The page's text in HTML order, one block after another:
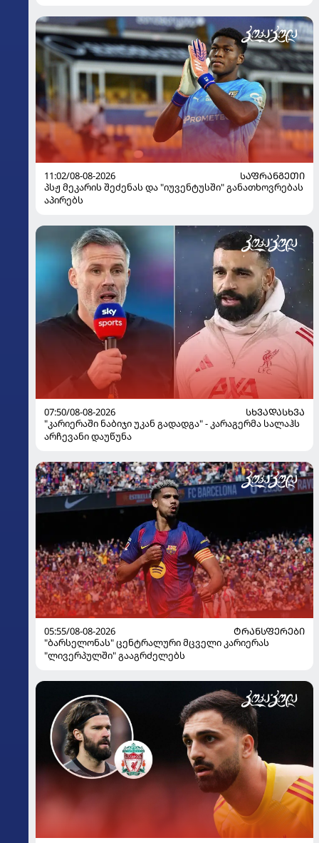
11:02/08-08-2026
ᲡᲐᲤᲠᲐᲜᲒᲔᲗᲘ
პსჟ მეკარის შეძენას და "იუვენტუსში" განათხოვრებას
აპირებს
07:50/08-08-2026
ᲡᲮᲕᲐᲓᲐᲡᲮᲕᲐ
"კარიერაში ნაბიჯი უკან გადადგა" - კარაგერმა სალაჰს
არჩევანი დაუწუნა
05:55/08-08-2026
ᲢᲠᲐᲜᲡᲤᲔᲠᲔᲑᲘ
"ბარსელონას" ცენტრალური მცველი კარიერას
"ლივერპულში" გააგრძელებს